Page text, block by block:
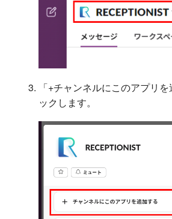
「+チャンネルにこのアプリ
ックします。